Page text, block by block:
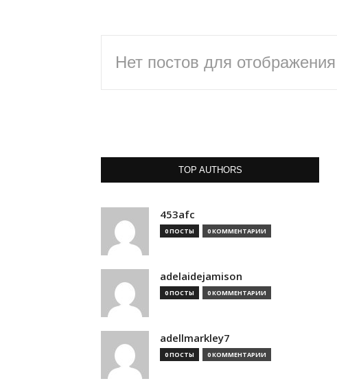
Нет постов для отображения
TOP AUTHORS
453afc
0 ПОСТЫ 0 КОММЕНТАРИИ
adelaidejamison
0 ПОСТЫ 0 КОММЕНТАРИИ
adellmarkley7
0 ПОСТЫ 0 КОММЕНТАРИИ